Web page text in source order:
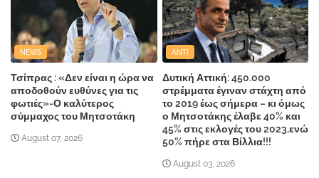
NEWS
Τσίπρας : «Δεν είναι η ώρα να
αποδοθούν ευθύνες για τις
φωτιές»-Ο καλύτερος
σύμμαχος του Μητσοτάκη
August 07, 2026
ANTI
Δυτική Αττική: 450.000
στρέμματα έγιναν στάχτη από
το 2019 έως σήμερα – κι όμως
ο Μητσοτάκης έλαβε 40% και
45% στις εκλογές του 2023,ενώ
50% πήρε στα Βίλλια!!!
August 03, 2026